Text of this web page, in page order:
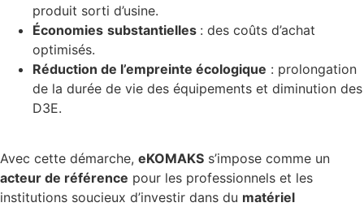
produit sorti d’usine.
Économies substantielles : des coûts d’achat
optimisés.
Réduction de l’empreinte écologique : prolongation
de la durée de vie des équipements et diminution des
D3E.
Avec cette démarche, eKOMAKS s’impose comme un
acteur de référence pour les professionnels et les
institutions soucieux d’investir dans du matériel